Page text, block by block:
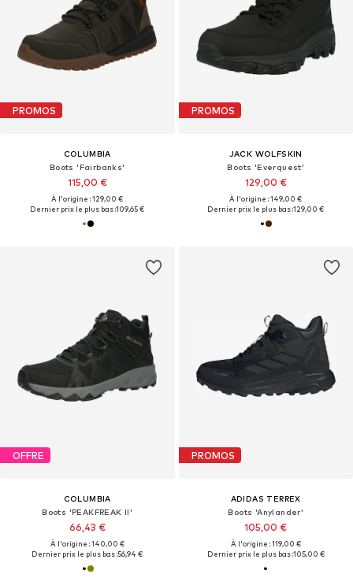
PROMOS
COLUMBIA
Boots 'Fairbanks'
115,00 €
À l'origine : 129,00 €
Dernier prix le plus bas :109,65 €
PROMOS
JACK WOLFSKIN
Boots 'Everquest'
129,00 €
À l'origine : 149,00 €
Dernier prix le plus bas :129,00 €
OFFRE
COLUMBIA
Boots 'PEAKFREAK II'
66,43 €
À l'origine : 140,00 €
Dernier prix le plus bas :56,94 €
PROMOS
ADIDAS TERREX
Boots 'Anylander'
105,00 €
À l'origine : 119,00 €
Dernier prix le plus bas :105,00 €